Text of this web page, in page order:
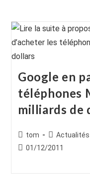
Google en
téléphones
milliards de
Auteur/autrice
de
tom
Post
category:
Actualités
Publication
01/12/2011